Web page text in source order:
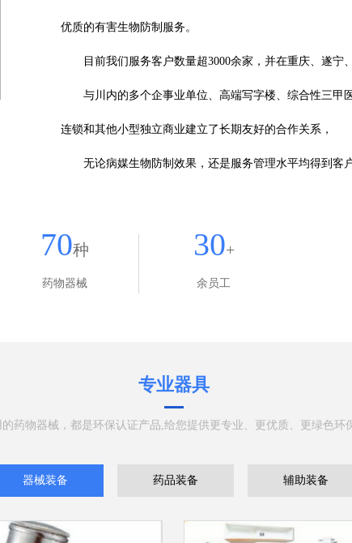
优质的有害生物防制服务。
目前我们服务客户数量超3000余家，并在重庆、遂宁
与川内的多个企事业单位、高端写字楼、综合性三
连锁和其他小型独立商业建立了长期友好的合作关系，
无论病媒生物防制效果，还是服务管理水平均得到客
70种
药物器械
30+
余员工
专业器具
药物器械，都是环保认证产品,给您提供更专业、更优质、更绿色环
器械装备 药品装备 辅助装备